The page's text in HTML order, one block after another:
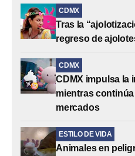
CDMX
Tras la
regreso de
CDMX
CDMX impulsa la
mientras
mercados
ESTILO DE VIDA
Animales en